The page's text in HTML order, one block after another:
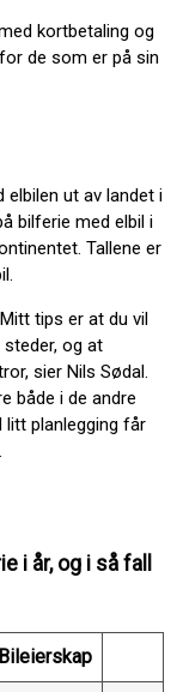
kortbetaling og
de som er på sin
ut av landet i
bilferie med elbil i
Tallene er
tips er at du vil
og at
sier Nils Sødal.
både i de andre
litt planlegging får
i år, og i så fall
Bileierskap